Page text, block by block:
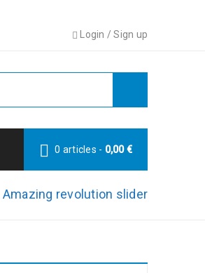
Login /Sign up
0 articles - 0,00€
Amazing revolution slider